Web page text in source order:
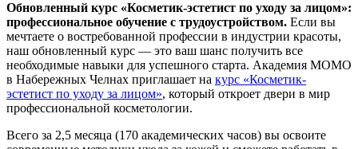
Обновленный курс «Косметик-эстетист по уходу за лицом»:
профессиональное обучение с трудоустройством. Если вы
мечтаете о востребованной профессии в индустрии красоты,
наш обновленный курс — это ваш шанс получить все
необходимые навыки для успешного старта. Академия МОМО
в Набережных Челнах приглашает на курс «Косметик-
эстетист по уходу за лицом», который откроет двери в мир
профессиональной косметологии.
Всего за 2,5 месяца (170 академических часов) вы освоите